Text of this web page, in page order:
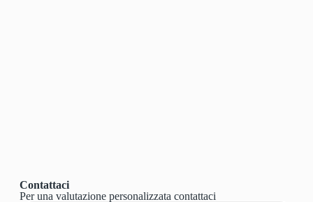
Contattaci
Per una valutazione personalizzata contattaci